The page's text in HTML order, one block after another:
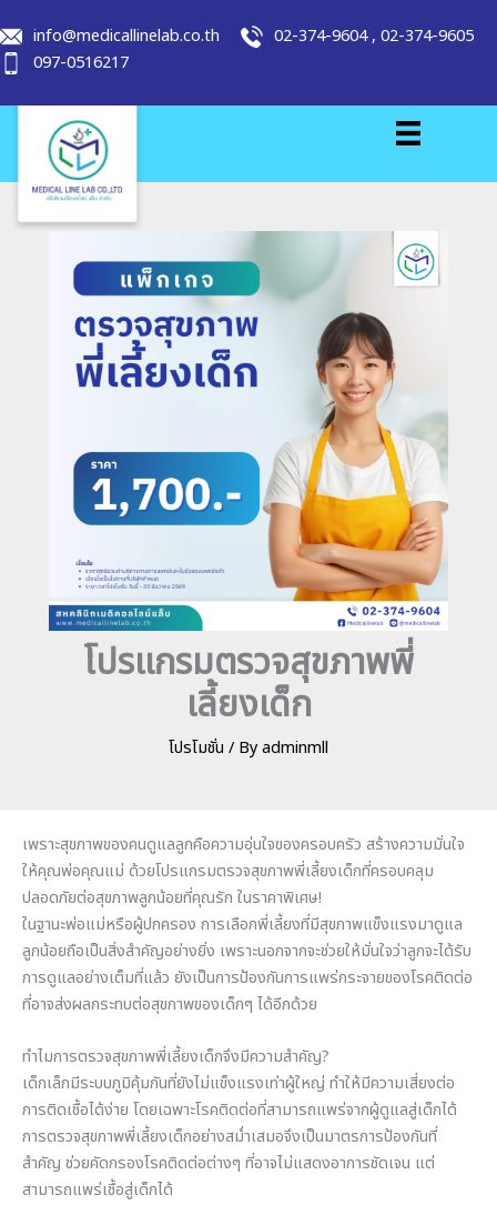
info@medicallinelab.co.th 02-374-9604, 02-374-9605
097-0516217
โปรแกรมตรวจสุขภาพพี่
เลี้ยงเด็ก
โปรโมชั่น / Byadminmll
เพราะสุขภาพของคนดูแลลูกคือความอุ่นใจของครอบครัว สร้างความมั่นใจ
ให้คุณพ่อคุณแม่ ด้วยโปรแกรมตรวจสุขภาพพี่เลี้ยงเด็กที่ครอบคลุม
ปลอดภัยต่อสุขภาพลูกน้อยที่คุณรัก ในราคาพิเศษ!
ในฐานะพ่อแม่หรือผู้ปกครอง การเลือกพี่เลี้ยงที่มีสุขภาพแข็งแรงมาดูแล
ลูกน้อยถือเป็นสิ่งสำคัญอย่างยิ่ง เพราะนอกจากจะช่วยให้มั่นใจว่าลูกจะได้รับ
การดูแลอย่างเต็มที่แล้ว ยังเป็นการป้องกันการแพร่กระจายของโรคติดต่อ
ที่อาจส่งผลกระทบต่อสุขภาพของเด็กๆ ได้อีกด้วย
ทำไมการตรวจสุขภาพพี่เลี้ยงเด็กจึงมีความสำคัญ?
เด็กเล็กมีระบบภูมิคุ้มกันที่ยังไม่แข็งแรงเท่าผู้ใหญ่ ทำให้มีความเสี่ยงต่อ
การติดเชื้อได้ง่าย โดยเฉพาะโรคติดต่อที่สามารถแพร่จากผู้ดูแลสู่เด็กได้
การตรวจสุขภาพพี่เลี้ยงเด็กอย่างสม่ำเสมอจึงเป็นมาตรการป้องกันที่
สำคัญ ช่วยคัดกรองโรคติดต่อต่างๆ ที่อาจไม่แสดงอาการชัดเจน แต่
สามารถแพร่เชื้อสู่เด็กได้